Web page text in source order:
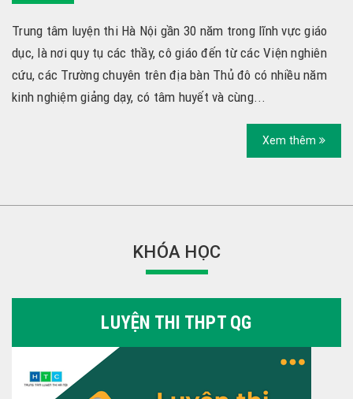
Trung tâm luyện thi Hà Nội gần 30 năm trong lĩnh vực giáo
dục, là nơi quy tụ các thầy, cô giáo đến từ các Viện nghiên
cứu, các Trường chuyên trên địa bàn Thủ đô có nhiều năm
kinh nghiệm giảng dạy, có tâm huyết và cùng...
Xem thêm
KHÓA HỌC
LUYỆN THI THPT QG